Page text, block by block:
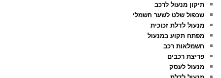
תיקון מנעול לרכב
שכפול שלט לשער חשמלי
מנעול לדלת זכוכית
מפתח תקוע במנעול
חשמלאות רכב
פריצת רכבים
מנעול לעסק